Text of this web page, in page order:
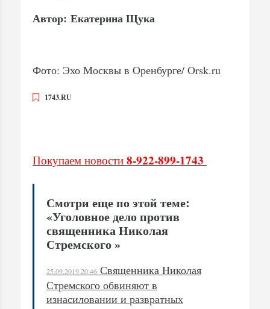
Автор: Екатерина Щука
Фото: Эхо Москвы в Оренбурге/ Orsk.ru
1743.RU
Покупаем новости 8-922-899-1743
Смотри еще по этой теме:
«Уголовное дело против
священника Николая
Стремского »
25.09.2019 20:46 Священника Николая
Стремского обвиняют в
изнасиловании и развратных